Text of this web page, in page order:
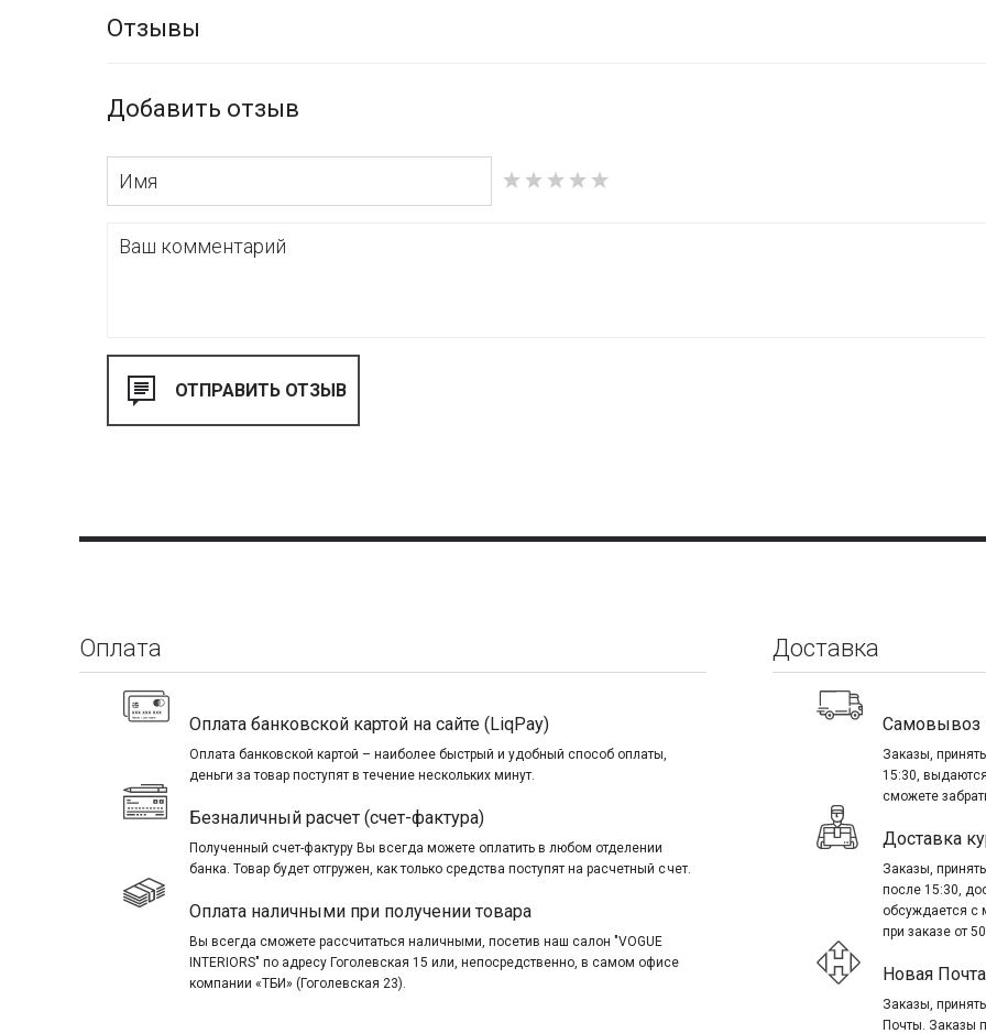
Отзывы
Добавить отзыв
Оплата
Оплата банковской картой на сайте (LiqPay)
Оплата банковской картой – наиболее быстрый и удобный способ оплаты,
деньги за товар поступят в течение нескольких минут.
Безналичный расчет (счет-фактура)
Полученный счет-фактуру Вы всегда можете оплатить в любом отделении
банка. Товар будет отгружен, как только средства поступят на расчетный счет.
Оплата наличными при получении товара
Вы всегда сможете рассчитаться наличными, посетив наш салон "VOGUE
INTERIORS" по адресу Гоголевская 15 или, непосредственно, в самом офисе
компании «ТБИ» (Гоголевская 23).
Доставка
Самовывоз
Заказы,
15:30,
сможете
Доставка
Заказы,
после 15:30,
обсуждается с
при заказе от
Новая
Заказы,
Почты. Заказы